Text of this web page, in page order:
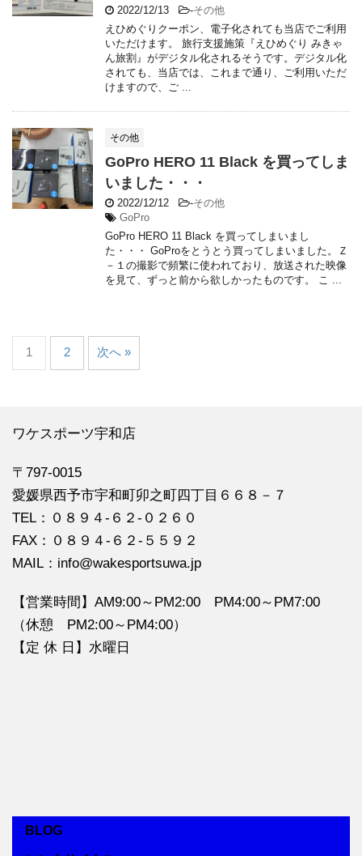
2022/12/13 -その他
えひめぐりクーポン、電子化されても当店でご利用
いただけます。 旅行支援施策『えひめぐり みきゃ
ん旅割』がデジタル化されるそうです。デジタル化
されても、当店では、これまで通り、ご利用いただ
けますので、ご ...
その他
GoPro HERO 11 Black を買ってしま
いました・・・
2022/12/12 -その他
GoPro
GoPro HERO 11 Black を買ってしまいまし
た・・・ GoProをとうとう買ってしまいました。Ｚ
－１の撮影で頻繁に使われており、放送された映像
を見て、ずっと前から欲しかったものです。 こ ...
1 2 次へ »
ワケスポーツ宇和店
〒797-0015
愛媛県西予市宇和町卯之町四丁目６６８－７
TEL：０８９４‐６２‐０２６０
FAX：０８９４‐６２‐５５９２
MAIL：info@wakesportsuwa.jp
【営業時間】AM9:00～PM2:00 PM4:00～PM7:00
（休憩 PM2:00～PM4:00）
【定 休 日】水曜日
BLOG